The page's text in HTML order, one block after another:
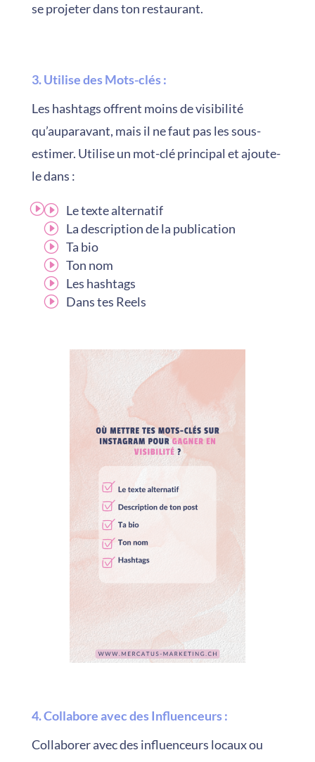
se projeter dans ton restaurant.
3. Utilise des Mots-clés :
Les hashtags offrent moins de visibilité
qu’auparavant, mais il ne faut pas les sous-
estimer. Utilise un mot-clé principal et ajoute-
le dans :
Le texte alternatif
La description de la publication
Ta bio
Ton nom
Les hashtags
Dans tes Reels
4. Collabore avec des Influenceurs :
Collaborer avec des influenceurs locaux ou